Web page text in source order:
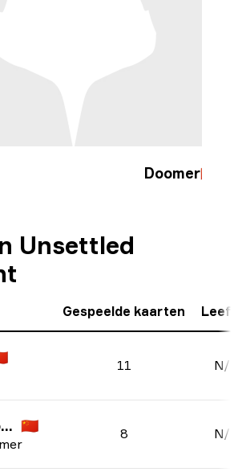
Doomer🇨🇳
Unsettled
Gespeelde kaarten
11 N/
🇨🇳 8 N/